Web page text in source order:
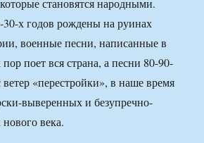
становятся народными.
х годов рождены на руинах
военные песни, написанные в
поет вся страна, а песни 80-90-
«перестройки», в наше время
выверенных и безупречно-
века.